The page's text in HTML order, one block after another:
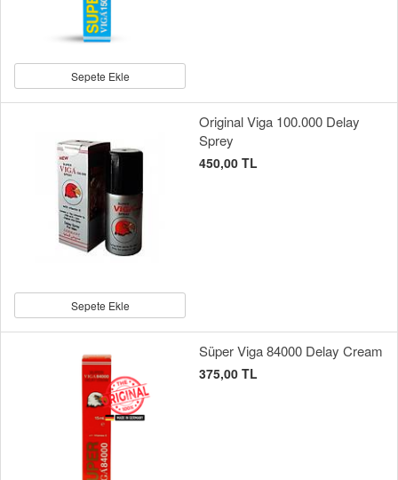
Sepete Ekle
Sepete Ekle
Original Viga 100.000 Delay
Sprey
450,00 TL
Süper Viga 84000 Delay Cream
375,00 TL